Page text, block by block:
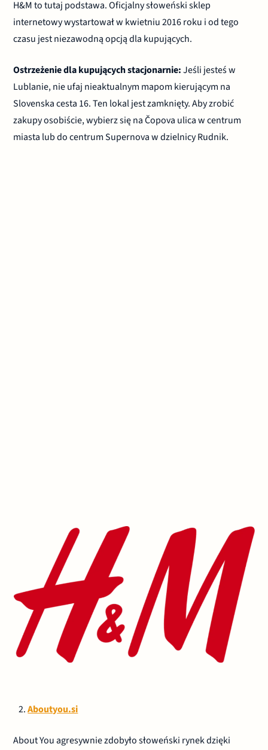
H&M to tutaj podstawa. Oficjalny słoweński sklep
internetowy wystartował w kwietniu 2016 roku i od tego
czasu jest niezawodną opcją dla kupujących.
Ostrzeżenie dla kupujących stacjonarnie:Jeśli jesteś w
Lublanie, nie ufaj nieaktualnym mapom kierującym na
Slovenska cesta 16. Ten lokal jest zamknięty. Aby zrobić
zakupy osobiście, wybierz się na Čopova ulica w centrum
miasta lub do centrum Supernova w dzielnicy Rudnik.
Aboutyou.si
About You agresywnie zdobyło słoweński rynek dzięki